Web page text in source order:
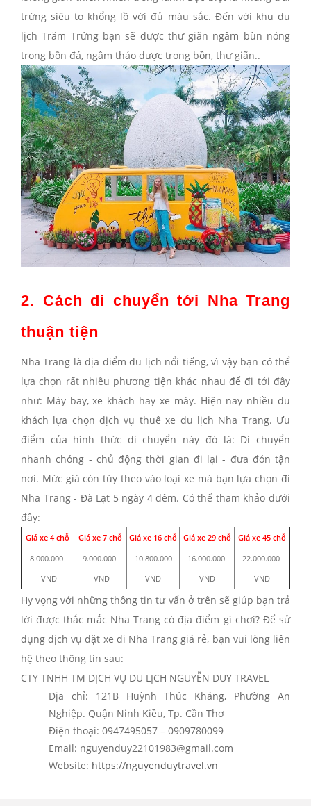
trứng siêu to khổng lồ với đủ màu sắc. Đến với khu du
lịch Trăm Trứng bạn sẽ được thư giãn ngâm bùn nóng
trong bồn đá, ngâm thảo dược trong bồn, thư giãn..
2. Cách di chuyển tới Nha Trang
thuận tiện
Nha Trang là địa điểm du lịch nổi tiếng, vì vậy bạn có thể
lựa chọn rất nhiều phương tiện khác nhau để đi tới đây
như: Máy bay, xe khách hay xe máy. Hiện nay nhiều du
khách lựa chọndịch vụ thuê xe du lịch Nha Trang. Ưu
điểm của hình thức di chuyển này đó là: Di chuyển
nhanh chóng - chủ động thời gian đi lại - đưa đón tận
nơi. Mức giá còn tùy theo vào loại xe mà bạn lựa chọn đi
Nha Trang - Đà Lạt 5 ngày 4 đêm. Có thể tham khảo dưới
đây:
Giá xe 4 chỗ Giá xe 7 chỗ Giá xe 16 chỗ Giá xe 29 chỗ
Giá xe 45 chỗ
8.000.000
VND
9.000.000
VND
10.800.000
VND
16.000.000
VND
22.000.000
VND
Hy vọng với những thông tin tư vấn ở trên sẽ giúp bạn trả
lời được thắc mắc Nha Trang có địa điểm gì chơi? Để sử
dụng dịch vụ đặt xe đi Nha Trang giá rẻ, bạn vui lòng liên
hệ theo thông tin sau:
CTY TNHH TM DỊCH VỤ DU LỊCH NGUYỄN DUY TRAVEL
Địa chỉ: 121B Huỳnh Thúc Kháng, Phường An
Nghiệp. Quận Ninh Kiều, Tp. Cần Thơ
Điện thoại: 0947495057 – 0909780099
Email: nguyenduy22101983@gmail.com
Website: https://nguyenduytravel.vn